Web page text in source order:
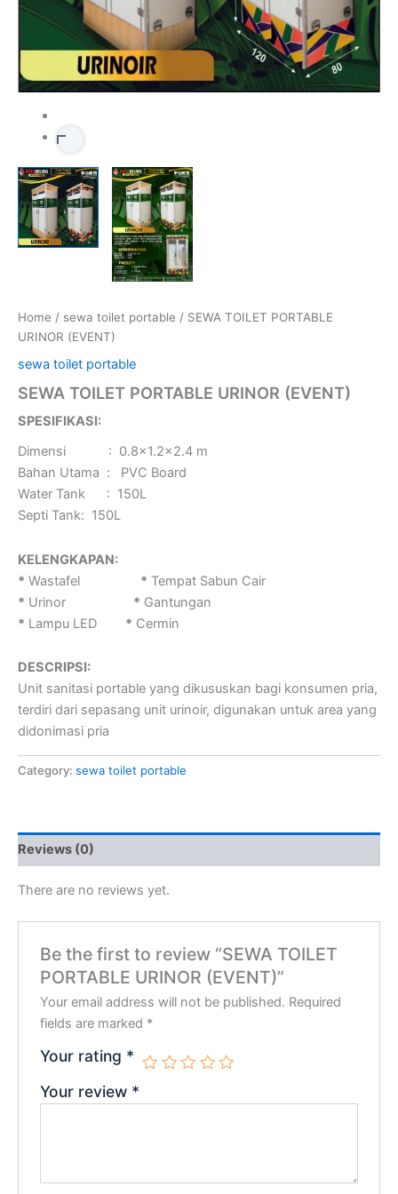
Home / sewa toilet portable / SEWA TOILET PORTABLE
URINOR (EVENT)
sewa toilet portable
SEWA TOILET PORTABLE URINOR (EVENT)
SPESIFIKASI:
Dimensi : 0.8×1.2×2.4 m
Bahan Utama : PVC Board
Water Tank : 150L
Septi Tank: 150L
KELENGKAPAN:
* Wastafel * Tempat Sabun Cair
* Urinor * Gantungan
* Lampu LED * Cermin
DESCRIPSI:
Unit sanitasi portable yang dikususkan bagi konsumen pria,
terdiri dari sepasang unit urinoir, digunakan untuk area yang
didonimasi pria
Category: sewa toilet portable
Reviews (0)
There are no reviews yet.
Be the first to review “SEWA TOILET
PORTABLE URINOR (EVENT)”
Your email address will not be published. Required
fields are marked *
Your rating *
Your review *